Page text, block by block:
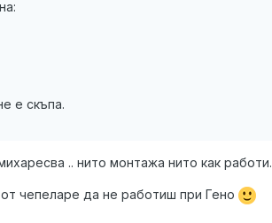
е скъпа.
.. нито монтажа нито как работи.
чепеларе да не работиш при Гено